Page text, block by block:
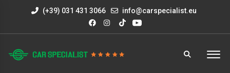
(+39) 031 431 3066 info@carspecialist.eu